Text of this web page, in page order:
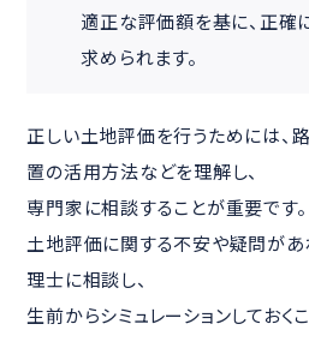
適正な評価額を基に、正確
求められます。
正しい土地評価を行うためには、
置の活用方法などを理解し、
専門家に相談することが重要です。
土地評価に関する不安や疑問が
理士に相談し、
生前からシミュレーションしておく